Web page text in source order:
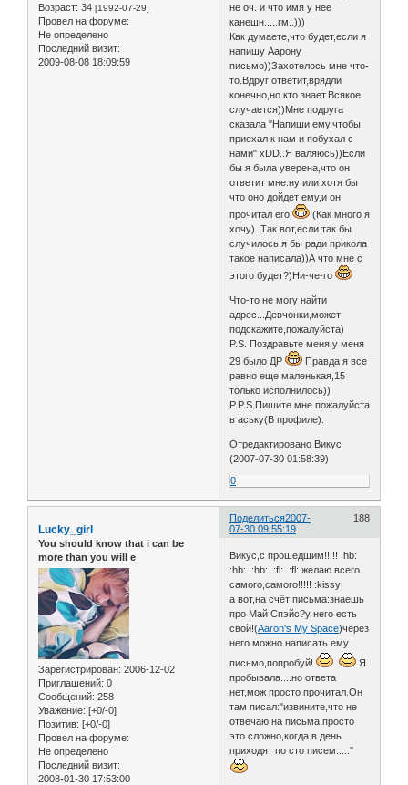
Возраст: 34 [1992-07-29]
Провел на форуме:
Не определено
Последний визит:
2009-08-08 18:09:59
не оч. и что имя у нее
канешн.....гм..)))
Как думаете,что будет,если я
напишу Аарону
письмо))Захотелось мне что-
то.Вдруг ответит,врядли
конечно,но кто знает.Всякое
случается))Мне подруга
сказала "Напиши ему,чтобы
приехал к нам и побухал с
нами" xDD..Я валяюсь))Если
бы я была уверена,что он
ответит мне.ну или хотя бы
что оно дойдет ему,и он
прочитал его
(Как много я
хочу)..Так вот,если так бы
случилось,я бы ради прикола
такое написала))А что мне с
этого будет?)Ни-че-го
Что-то не могу найти
адрес...Девчонки,может
подскажите,пожалуйста)
P.S. Поздравьте меня,у меня
29 было ДР
Правда я все
равно еще маленькая,15
только исполнилось))
P.P.S.Пишите мне пожалуйста
в аську(В профиле).
Отредактировано Викус
(2007-07-30 01:58:39)
0
Поделиться 188
2007-
07-30 09:55:19
Lucky_girl
You should know that i can be
more than you will e
Зарегистрирован: 2006-12-02
Приглашений: 0
Сообщений: 258
Уважение: [+0/-0]
Позитив: [+0/-0]
Провел на форуме:
Не определено
Последний визит:
2008-01-30 17:53:00
Викус,с прошедшим!!!!! :hb:
:hb: :hb: :fl: :fl: желаю всего
самого,самого!!!!! :kissy:
а вот,на счёт письма:знаешь
про Май Спэйс?у него есть
свой!(Aaron's My Space)через
него можно написать ему
письмо,попробуй!
Я
пробывала....но ответа
нет,мож просто прочитал.Он
там писал:"извините,что не
отвечаю на письма,просто
это сложно,когда в день
приходят по сто писем....."